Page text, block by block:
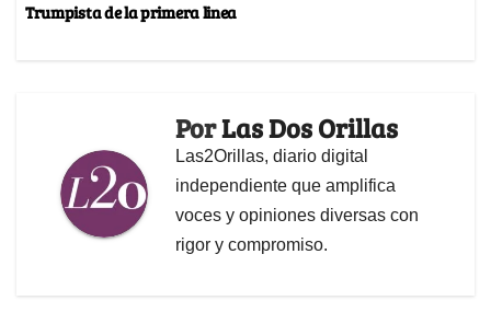
Trumpista de la primera linea
PorLas Dos Orillas
Las2Orillas, diario digital
independiente que amplifica
voces y opiniones diversas con
rigor y compromiso.